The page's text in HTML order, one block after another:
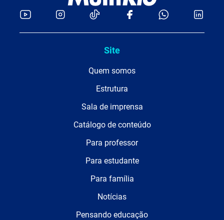
Site
Quem somos
Estrutura
Sala de imprensa
Catálogo de conteúdo
Para professor
Para estudante
Para família
Notícias
Pensando educação